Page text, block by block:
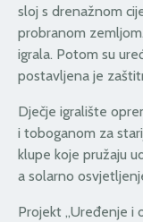
sloj s drenažnom
probranom
igrala. Potom su
postavljena je
Dječje igralište
i toboganom za
klupe koje pružaju
a solarno
Projekt „Uređenje i